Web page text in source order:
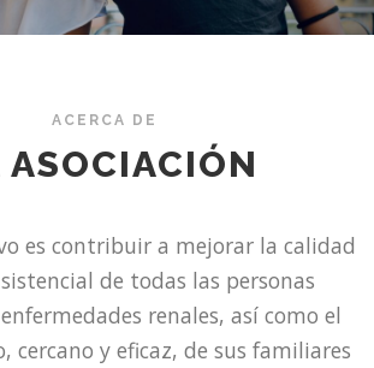
ACERCA DE
ASOCIACIÓN
es contribuir a mejorar la calidad
de todas las personas
renales, así como el
cercano y eficaz, de sus familiares